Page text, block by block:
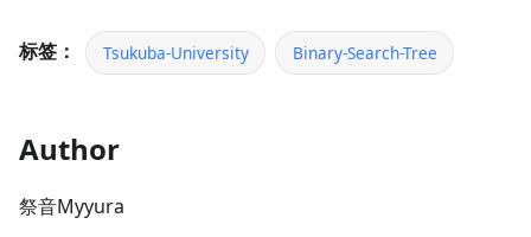
标签： Tsukuba-University Binary-Search-Tree
Author
祭音Myyura